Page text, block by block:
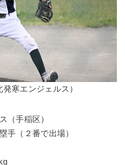
寒エンジェルス）
（手稲区）
手（２番で出場）